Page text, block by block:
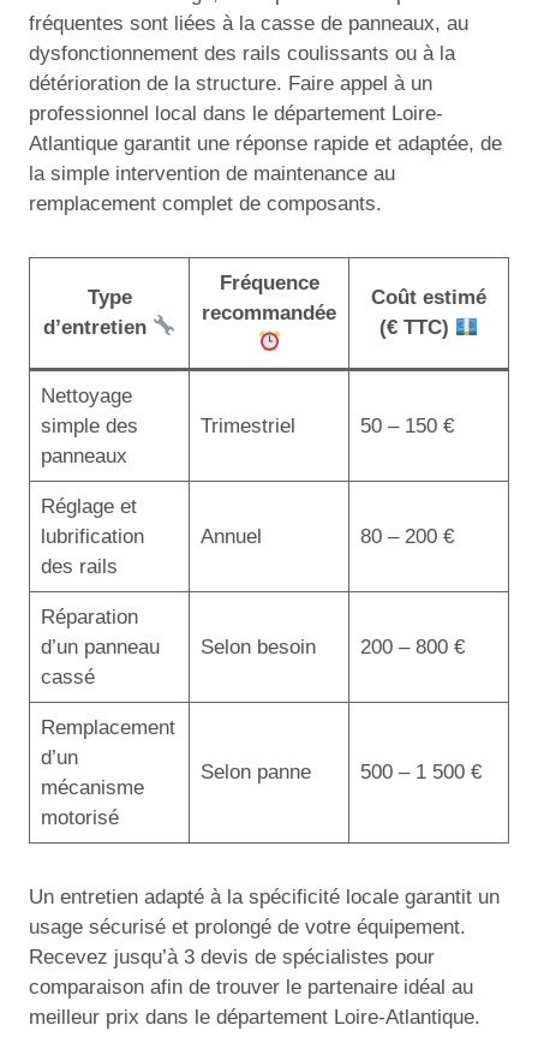
fréquentes sont liées à la casse de panneaux, au
dysfonctionnement des rails coulissants ou à la
détérioration de la structure. Faire appel à un
professionnel local dans le département Loire-
Atlantique garantit une réponse rapide et adaptée, de
la simple intervention de maintenance au
remplacement complet de composants.
Type
d’entretien
Fréquence
recommandée
Coût estimé
(€ TTC)
Nettoyage
simple des
panneaux
Trimestriel 50 – 150 €
Réglage et
lubrification
des rails
Annuel 80 – 200 €
Réparation
d’un panneau
cassé
Selon besoin 200 – 800 €
Remplacement
d’un
mécanisme
motorisé
Selon panne 500 – 1 500 €
Un entretien adapté à la spécificité locale garantit un
usage sécurisé et prolongé de votre équipement.
Recevez jusqu’à 3 devis de spécialistes pour
comparaison afin de trouver le partenaire idéal au
meilleur prix dans le département Loire-Atlantique.